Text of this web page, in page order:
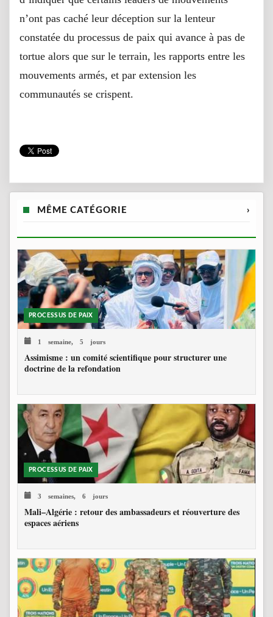
n’ont pas caché leur déception sur la lenteur
constatée du processus de paix qui avance à pas de
tortue alors que sur le terrain, les rapports entre les
mouvements armés, et par extension les
communautés se crispent.
MÊME CATÉGORIE ›
PROCESSUS DE PAIX
1 semaine, 5 jours
Assimisme : un comité scientifique pour structurer une
doctrine de la refondation
PROCESSUS DE PAIX
3 semaines, 6 jours
Mali–Algérie : retour des ambassadeurs et réouverture des
espaces aériens